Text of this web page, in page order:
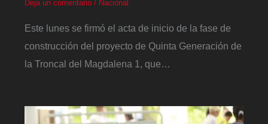
Deja un comentario / Nacional
Este lunes se firmó el acta de inicio de la fase de
construcción del proyecto de Quinta Generación de
la Troncal del Magdalena 1, que…